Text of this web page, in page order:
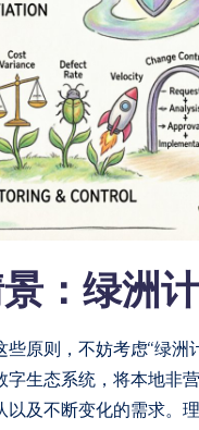
：绿洲
些原则，不妨考虑“绿
字生态系统，将本地非
以及不断变化的需求。